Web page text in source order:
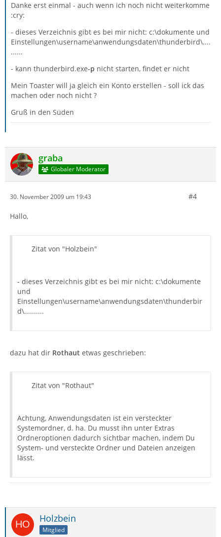
Danke erst einmal - auch wenn ich noch nicht weiterkomme
:cry:
- dieses Verzeichnis gibt es bei mir nicht: c:\dokumente und
Einstellungen\username\anwendungsdaten\thunderbird\....
......
- kann thunderbird.exe-p nicht starten, findet er nicht
Mein Toaster will ja gleich ein Konto erstellen - soll ick das
machen oder noch nicht ?
Gruß in den Süden
graba
Globaler Moderator
30. November 2009 um 19:43 #4
Hallo,
Zitat von "Holzbein"
- dieses Verzeichnis gibt es bei mir nicht: c:\dokumente
und
Einstellungen\username\anwendungsdaten\thunderbir
d\..........
dazu hat dir Rothaut etwas geschrieben:
Zitat von "Rothaut"
Achtung, Anwendungsdaten ist ein versteckter
Systemordner, d. ha. Du musst ihn unter Extras
Ordneroptionen dadurch sichtbar machen, indem Du
System- und versteckte Ordner und Dateien anzeigen
lässt.
Holzbein
Mitglied